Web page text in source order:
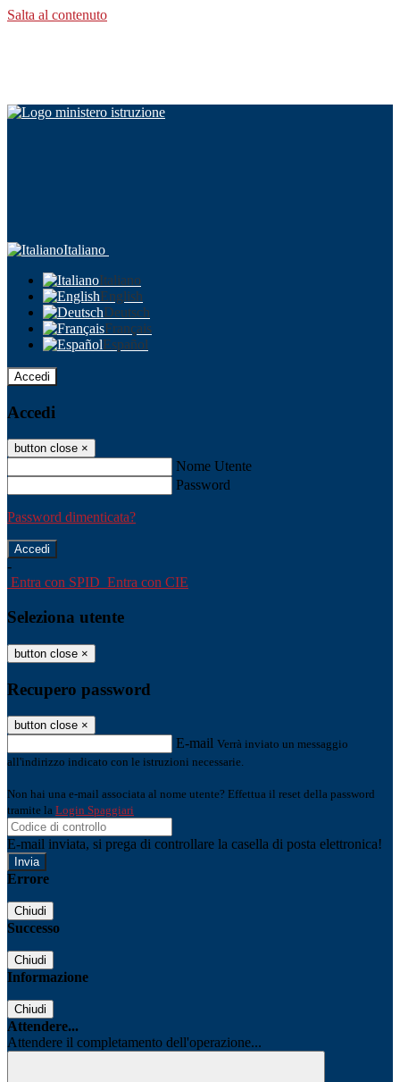
Salta al contenuto
Italiano
Italiano
English
Deutsch
Français
Español
Accedi
Accedi
button close ×
Nome Utente
Password
Password dimenticata?
-
Entra con SPID Entra con CIE
Seleziona utente
button close ×
Recupero password
button close ×
E-mail Verrà inviato un messaggio
all'indirizzo indicato con le istruzioni necessarie.
Non hai una e-mail associata al nome utente? Effettua il reset della password
tramite la Login Spaggiari
E-mail inviata, si prega di controllare la casella di posta elettronica!
Errore
Chiudi
Successo
Chiudi
Informazione
Chiudi
Attendere...
Attendere il completamento dell'operazione...